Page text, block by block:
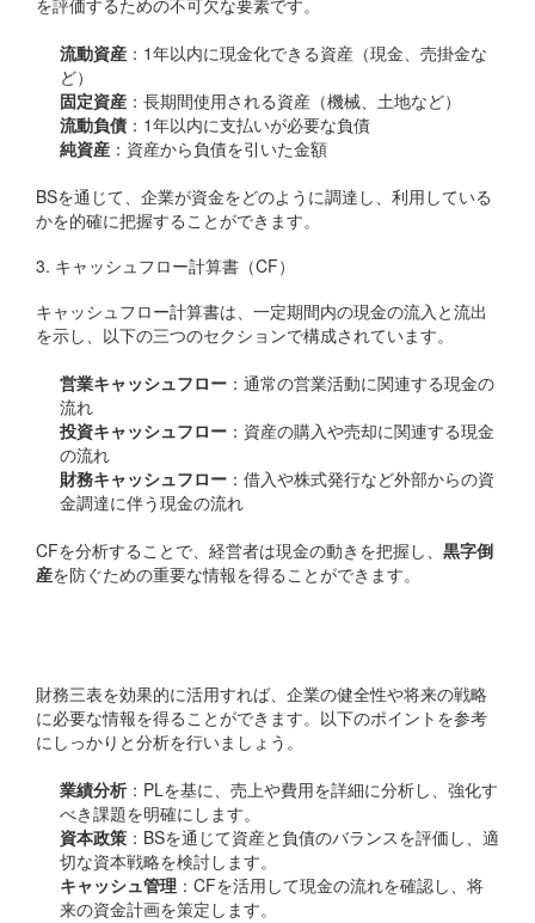
を評価するための不可欠な要素です。
流動資産 ：1年以内に現金化できる資産（現金、売掛金な
ど）
固定資産 ：長期間使用される資産（機械、土地など）
流動負債 ：1年以内に支払いが必要な負債
純資産 ：資産から負債を引いた金額
BSを通じて、企業が資金をどのように調達し、利用している
かを的確に把握することができます。
3. キャッシュフロー計算書（CF）
キャッシュフロー計算書は、一定期間内の現金の流入と流出
を示し、以下の三つのセクションで構成されています。
営業キャッシュフロー ：通常の営業活動に関連する現金の
流れ
投資キャッシュフロー ：資産の購入や売却に関連する現金
の流れ
財務キャッシュフロー ：借入や株式発行など外部からの資
金調達に伴う現金の流れ
CFを分析することで、経営者は現金の動きを把握し、 黒字倒
産を防ぐための重要な情報を得ることができます。
財務三表を効果的に活用すれば、企業の健全性や将来の戦略
に必要な情報を得ることができます。以下のポイントを参考
にしっかりと分析を行いましょう。
業績分析 ：PLを基に、売上や費用を詳細に分析し、強化す
べき課題を明確にします。
資本政策 ：BSを通じて資産と負債のバランスを評価し、適
切な資本戦略を検討します。
キャッシュ管理 ：CFを活用して現金の流れを確認し、将
来の資金計画を策定します。